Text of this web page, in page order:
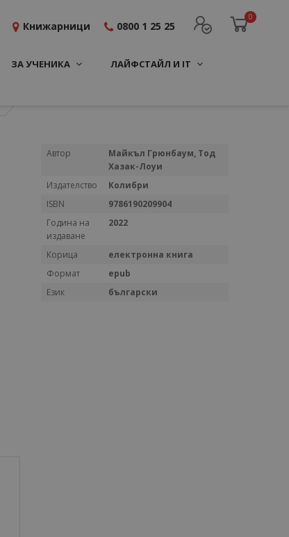
0
Книжарници 0800 1 25 25
ЗА УЧЕНИКА ЛАЙФСТАЙЛ И IT
Повече
Автор
Майкъл Грюнбаум, Тод
Хазак-Лоуи
Издателство
Колибри
ISBN
9786190209904
Година на
издаване
2022
Корица
електронна книга
Формат
epub
Език
български